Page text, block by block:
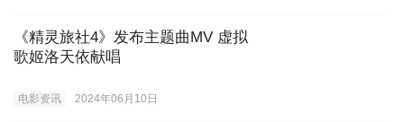
《精灵旅社4》发布主题曲MV 虚拟
歌姬洛天依献唱
电影资讯 2024年06月10日